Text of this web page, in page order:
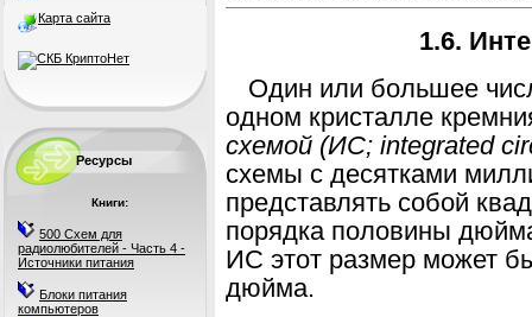
Карта сайта
Ресурсы
Книги:
500 Схем для
радиолюбителей - Часть 4 -
Источники питания
Блоки питания
компьютеров
1.6.
Один или большее
одном кристалле крем
схемой (ИС; integrated
схемы с десятками
представлять собой
порядка половины
ИС этот размер может
дюйма.